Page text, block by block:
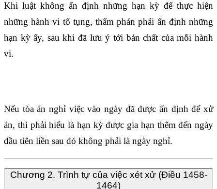
Khi luật không ấn định những hạn kỳ để thực hiện
những hành vi tố tụng, thẩm phán phải ấn định những
hạn kỳ ấy, sau khi đã lưu ý tới bản chất của mỗi hành
vi.
Nếu tòa án nghỉ việc vào ngày đã được ấn định để xử
án, thì phải hiểu là hạn kỳ được gia hạn thêm đến ngày
đầu tiên liền sau đó không phải là ngày nghỉ.
Chương 2. Trình tự của việc xét xử (Điều 1458-
1464)